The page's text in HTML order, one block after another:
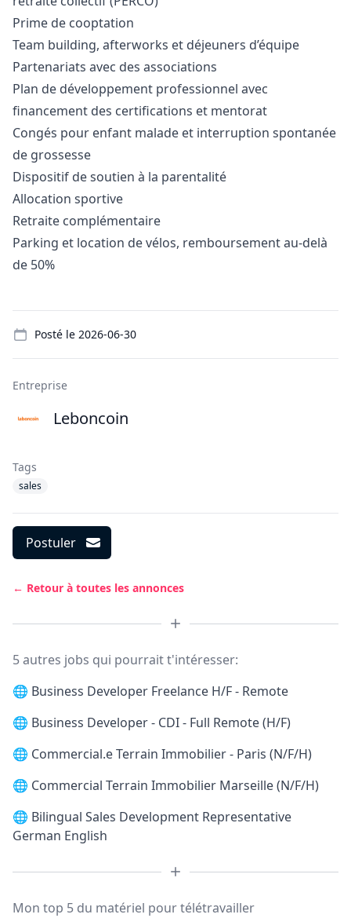
Prime de cooptation
Team building, afterworks et déjeuners d’équipe
Partenariats avec des associations
Plan de développement professionnel avec
financement des certifications et mentorat
Congés pour enfant malade et interruption spontanée
de grossesse
Dispositif de soutien à la parentalité
Allocation sportive
Retraite complémentaire
Parking et location de vélos, remboursement au-delà
de 50%
Posté le 2026-06-30
Entreprise
Leboncoin
Tags
sales
Postuler
← Retour à toutes les annonces
5 autres jobs qui pourrait t'intéresser:
🌐 Business Developer Freelance H/F - Remote
🌐 Business Developer - CDI - Full Remote (H/F)
🌐 Commercial.e Terrain Immobilier - Paris (N/F/H)
🌐 Commercial Terrain Immobilier Marseille (N/F/H)
🌐 Bilingual Sales Development Representative
German English
Mon top 5 du matériel pour télétravailler